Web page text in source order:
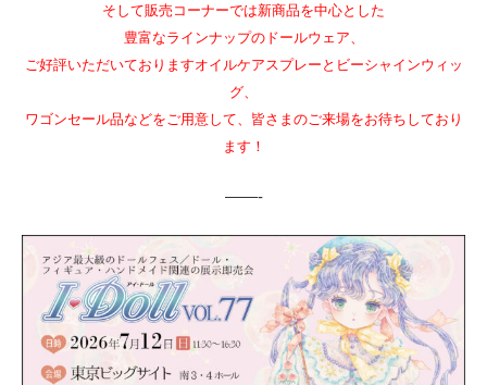
そして販売コーナーでは新商品を中心とした
豊富なラインナップのドールウェア、
ご好評いただいておりますオイルケアスプレーとビーシャインウィッ
グ、
ワゴンセール品などをご用意して、皆さまのご来場をお待ちしており
ます！
——-